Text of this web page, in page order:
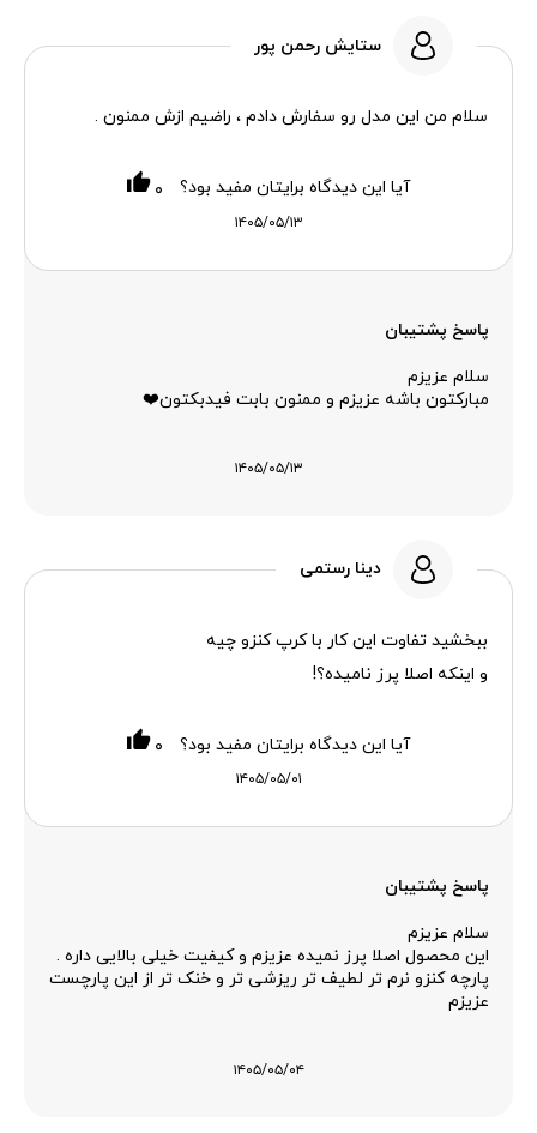
ستایش رحمن پور
سلام من این مدل رو سفارش دادم ، راضیم ازش ممنون .
۱۴۰۵/۰۵/۱۳
آیا این دیدگاه برایتان مفید بود؟ ۰
پاسخ پشتیبان
سلام عزیزم
مبارکتون باشه عزیزم و ممنون بابت فیدبکتون❤️
۱۴۰۵/۰۵/۱۳
دینا رستمی
ببخشید تفاوت این کار با کرپ کنزو چیه
و اینکه اصلا پرز نامیده؟!
۱۴۰۵/۰۵/۰۱
آیا این دیدگاه برایتان مفید بود؟ ۰
پاسخ پشتیبان
سلام عزیزم
این محصول اصلا پرز نمیده عزیزم و کیفیت خیلی بالایی داره .
پارچه کنزو نرم تر لطیف تر ریزشی تر و خنک تر از این پارچست
عزیزم
۱۴۰۵/۰۵/۰۴